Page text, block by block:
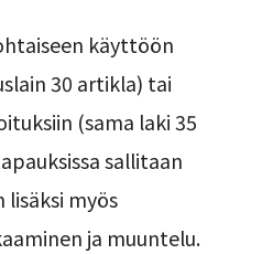
käyttöön
30 artikla) tai
(sama laki 35
sallitaan
myös
ja muuntelu.